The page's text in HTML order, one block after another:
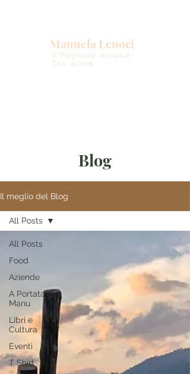
A Pugliese Around
The world
Manuela Lenoci
Blog
Il meglio del Blog
All Posts
Food
Aziende
A Portata di
Manu
Libri e
Cultura
Eventi
T Shirt
All Posts